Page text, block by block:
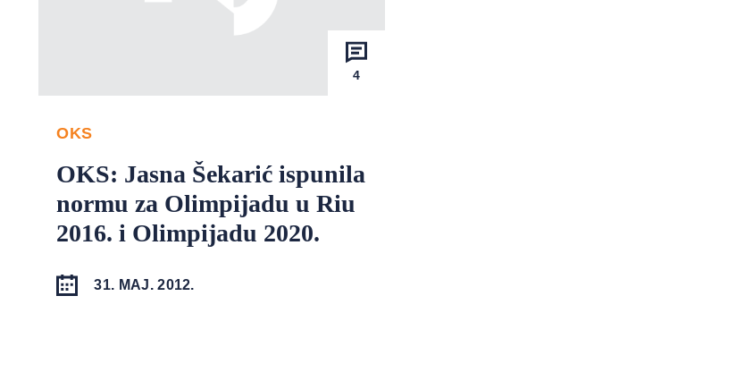
4
OKS
OKS: Jasna Šekarić ispunila
normu za Olimpijadu u Riu
2016. i Olimpijadu 2020.
31. MAJ. 2012.